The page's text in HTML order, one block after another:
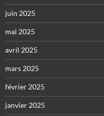
juin 2025
mai 2025
avril 2025
mars 2025
février 2025
janvier 2025